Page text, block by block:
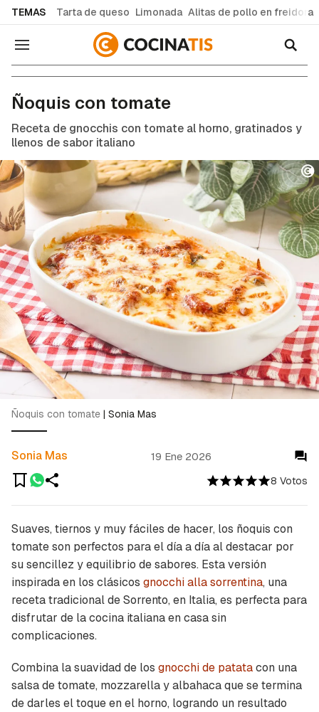
TEMAS Tarta de queso Limonada Alitas de pollo en freidora
Navegación
Recetas de cocina fáciles y caseras
Ñoquis con tomate
Receta de gnocchis con tomate al horno, gratinados y
llenos de sabor italiano
8 Votos
Sonia Mas 19 Ene 2026
Ñoquis con tomate | Sonia Mas
Suaves, tiernos y muy fáciles de hacer, los ñoquis con
tomate son perfectos para el día a día al destacar por
su sencillez y equilibrio de sabores. Esta versión
inspirada en los clásicos gnocchi alla sorrentina, una
receta tradicional de Sorrento, en Italia, es perfecta para
disfrutar de la cocina italiana en casa sin
complicaciones.
Combina la suavidad de los gnocchi de patatacon una
salsa de tomate, mozzarella y albahaca que se termina
de darles el toque en el horno, logrando un resultado